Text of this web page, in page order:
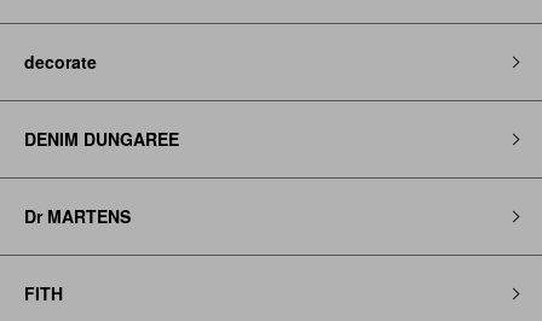
decorate
DENIM DUNGAREE
Dr MARTENS
FITH